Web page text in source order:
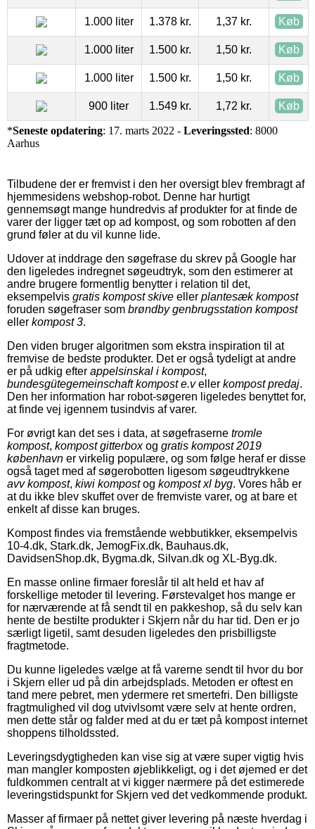
1.000 liter 1.378 kr. 1,37 kr. Køb
1.000 liter 1.500 kr. 1,50 kr. Køb
1.000 liter 1.500 kr. 1,50 kr. Køb
900 liter 1.549 kr. 1,72 kr. Køb
*Seneste opdatering: 17. marts 2022 - Leveringssted: 8000
Aarhus
Tilbudene der er fremvist i den her oversigt blev frembragt af
hjemmesidens webshop-robot. Denne har hurtigt
gennemsøgt mange hundredvis af produkter for at finde de
varer der ligger tæt op ad kompost, og som robotten af den
grund føler at du vil kunne lide.
Udover at inddrage den søgefrase du skrev på Google har
den ligeledes indregnet søgeudtryk, som den estimerer at
andre brugere formentlig benytter i relation til det,
eksempelvis gratis kompost skive eller plantesæk kompost
foruden søgefraser som brøndby genbrugsstation kompost
eller kompost 3.
Den viden bruger algoritmen som ekstra inspiration til at
fremvise de bedste produkter. Det er også tydeligt at andre
er på udkig efter appelsinskal i kompost,
bundesgütegemeinschaft kompost e.veller kompost predaj.
Den her information har robot-søgeren ligeledes benyttet for,
at finde vej igennem tusindvis af varer.
For øvrigt kan det ses i data, at søgefraserne tromle
kompost, kompost gitterboxog gratis kompost 2019
københavn er virkelig populære, og som følge heraf er disse
også taget med af søgerobotten ligesom søgeudtrykkene
avv kompost, kiwi kompostog kompost xl byg. Vores håb er
at du ikke blev skuffet over de fremviste varer, og at bare et
enkelt af disse kan bruges.
Kompost findes via fremstående webbutikker, eksempelvis
10-4.dk, Stark.dk, JemogFix.dk, Bauhaus.dk,
DavidsenShop.dk, Bygma.dk, Silvan.dk og XL-Byg.dk.
En masse online firmaer foreslår til alt held et hav af
forskellige metoder til levering. Førstevalget hos mange er
for nærværende at få sendt til en pakkeshop, så du selv kan
hente de bestilte produkter i Skjern når du har tid. Den er jo
særligt ligetil, samt desuden ligeledes den prisbilligste
fragtmetode.
Du kunne ligeledes vælge at få varerne sendt til hvor du bor
i Skjern eller ud på din arbejdsplads. Metoden er oftest en
tand mere pebret, men ydermere ret smertefri. Den billigste
fragtmulighed vil dog utvivlsomt være selv at hente ordren,
men dette står og falder med at du er tæt på kompost internet
shoppens tilholdssted.
Leveringsdygtigheden kan vise sig at være super vigtig hvis
man mangler komposten øjeblikkeligt, og i det øjemed er det
fuldkommen centralt at vi kigger nærmere på det estimerede
leveringstidspunkt for Skjern ved det vedkommende produkt.
Masser af firmaer på nettet giver levering på næste hverdag i